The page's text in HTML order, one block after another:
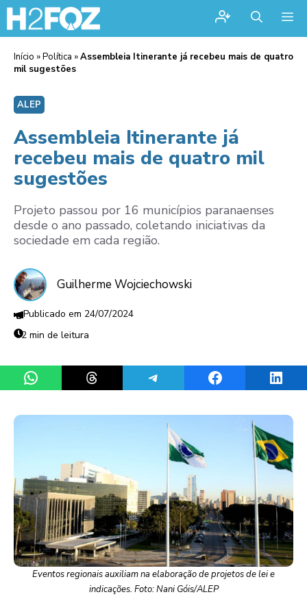
Início »Política »Assembleia Itinerante já recebeu mais de quatro
mil sugestões
ALEP
Assembleia Itinerante já
recebeu mais de quatro mil
sugestões
Projeto passou por 16 municípios paranaenses
desde o ano passado, coletando iniciativas da
sociedade em cada região.
Guilherme Wojciechowski
24/07/2024
2 min de leitura
Share on WhatsAppShare on ThreadsShare on TelegramShare on Facebook
Eventos regionais auxiliam na elaboração de projetos de lei e
indicações. Foto: Nani Góis/ALEP